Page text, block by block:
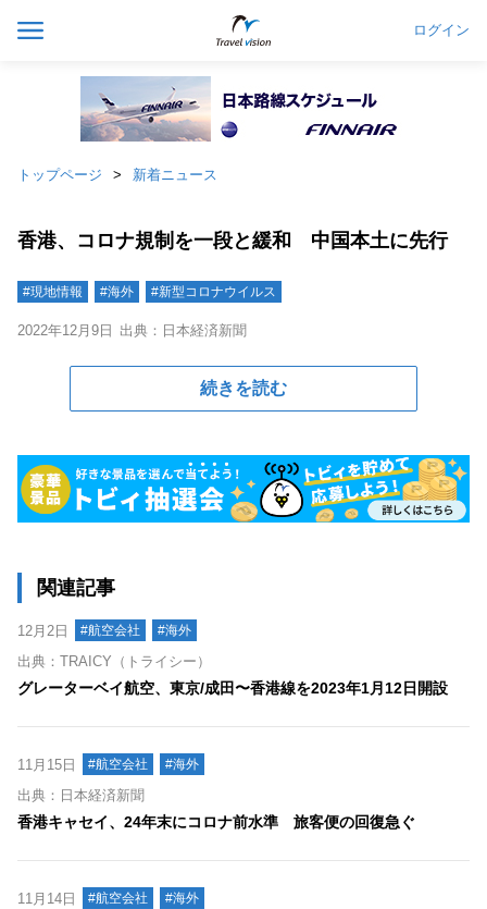
ログイン
トップページ 新着ニュース
香港、コロナ規制を一段と緩和 中国本土に先行
#現地情報 #海外 #新型コロナウイルス
2022年12月9日 出典：日本経済新聞
続きを読む
関連記事
12月2日 #航空会社 #海外
出典：TRAICY（トライシー）
グレーターベイ航空、東京/成田〜香港線を2023年1月12日開設
11月15日 #航空会社 #海外
出典：日本経済新聞
香港キャセイ、24年末にコロナ前水準 旅客便の回復急ぐ
11月14日 #航空会社 #海外